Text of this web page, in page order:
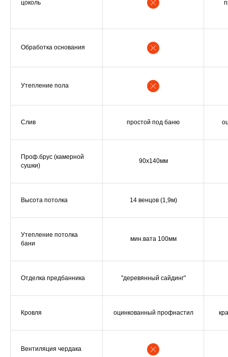
цоколь
Обработка основания
Утепление пола
Слив простой под баню
Проф.брус (камерной
сушки)
90х140мм
Высота потолка 14 венцов (1,9м)
Утепление потолка
бани
мин.вата 100мм
Отделка предбанника "деревянный сайдинг"
Кровля оцинкованный профнастил
Вентиляция чердака